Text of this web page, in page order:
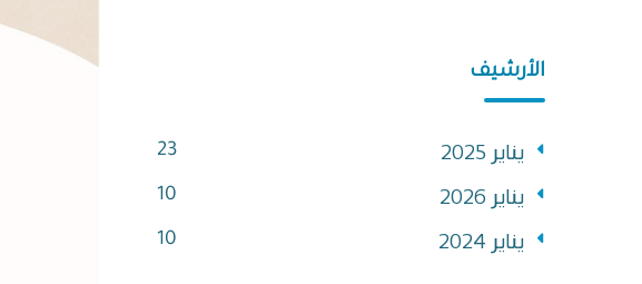
الأرشيف
يناير 2025 23
يناير 2026 10
يناير 2024 10